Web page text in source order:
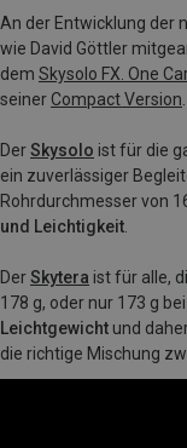
An der Entwicklung der
wie David Göttler
dem Skysolo FX. One
seiner Compact Version
DerSkysolo ist für die
ein zuverlässiger
Rohrdurchmesser von
und Leichtigkeit
DerSkytera ist für alle,
178 g, oder nur 173 g
Leichtgewicht und
die richtige Mischung